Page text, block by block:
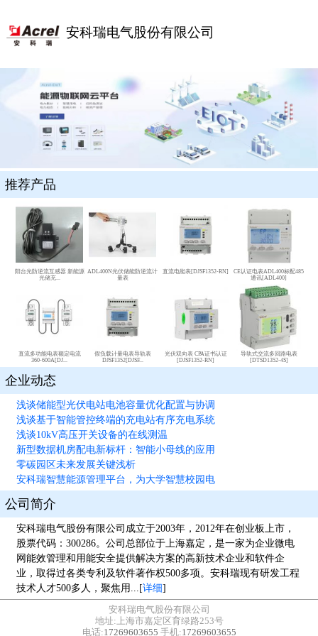
安科瑞电气股份有限公司
推荐产品
阳台光防逆流互感器 新能源
光储充...
ADL400N光伏储能防逆流计
量表
直流电能表[DJSF1352-RN]
CE认证电表ADL400标配485
通讯[ADL400]
直流多功能电表额定电流
360-600A[DJ...
假负载计量电表导轨表
DJSF1352[DJSF...
光伏双向表 CPA证书认证
[DJSF1352-RN]
导轨式交流多回路电表
[DTSD1352-4S]
企业动态
浅谈储能型光伏电站电池容量优化配置与协调
浅谈基于智能管控终端的充电站有序充电系统
浅谈10kV高压开关设备的在线测温
新型数据机房配电新标杆：智能小母线的应用
零碳园区未来发展关键浅析
安科瑞智慧能源管理平台，为大学智慧校园电
公司简介
安科瑞电气股份有限公司成立于2003年，2012年在创业板上市，
股票代码：300286。公司总部位于上海嘉定，是一家为企业微电
网能效管理和用能安全提供解决方案的高新技术企业和软件企
业，取得过各类专利及软件著作权500多项。安科瑞现有研发工程
技术人才500多人，聚焦用...[详细]
安科瑞电气股份有限公司
地址:上海市嘉定区育绿路253号
电话:17269603655 手机:17269603655